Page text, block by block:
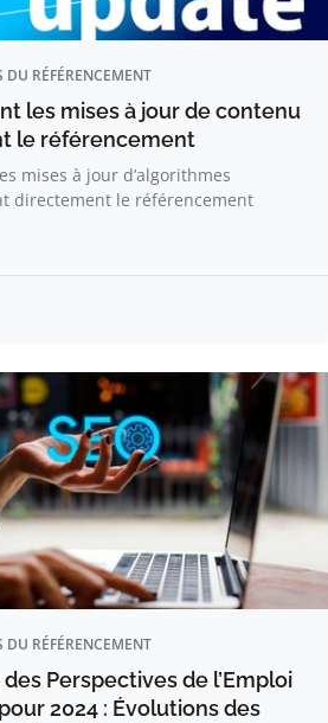
DU RÉFÉRENCEMENT
les mises à jour de contenu
le référencement
mises à jour d’algorithmes
directement le référencement
DU RÉFÉRENCEMENT
Perspectives de l’Emploi
2024 : Évolutions des